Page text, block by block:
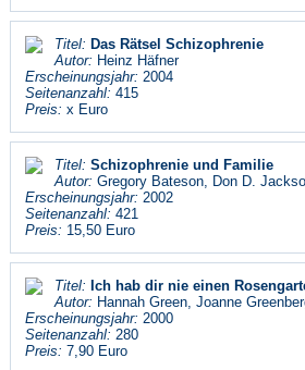
Titel: Das Rätsel Schizophrenie
Autor: Heinz Häfner
Erscheinungsjahr: 2004
Seitenanzahl: 415
Preis: x Euro
Titel: Schizophrenie und Familie
Autor: Gregory Bateson, Don D.
Erscheinungsjahr: 2002
Seitenanzahl: 421
Preis: 15,50 Euro
Titel: Ich hab dir nie einen
Autor: Hannah Green, Joanne
Erscheinungsjahr: 2000
Seitenanzahl: 280
Preis: 7,90 Euro